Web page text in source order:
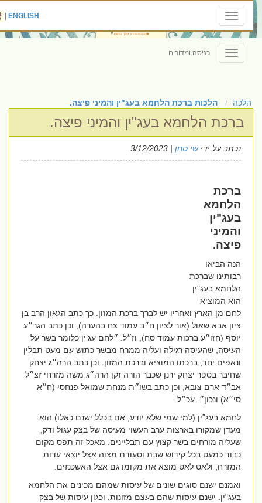
Toggle
navigation
ENGLISH
|
Toggle
navigation
כניסה ומדורים
הלכה הלכות ברכת הלחמא בעג"ין והמיני פיצה.
ברכת הלחמא בעג"ין והמיני פיצה.
נכתב על ידישי טחן| 3/12/2023
ברכת
הלחמא
בעג"ין
והמיני
פיצה.
הנה הביאו
רבותינו שברכת
הלחמא בעג"ין
הוא המוציא
לחם מן הארץ ואחריו יש לברך ברכת המזון. כך כתב הגאון הרב בן
ציון אבא שאול (אור לציון ח״ב עמוד צח בהערה), וכן כתב הגר״ע
יוסף (חזו״ע ברכות עמוד סח), וז״ל: ״לחם עג’ין כלומר בשר על
העיסה, שהעיסה רגילה ועליה ממרח מבשר כתוש עם מעט תבלין
ונאפים יחד, ברכתו המוציא וברכת המזון. וכן כתב הרה״ג יצחק
שחיבר בספר יצחק ירנן שכבר הורה זקן הרה״ג משה מזרחי זצ״ל
אב״ד ארם צובא, וכן כתב בשו״ת מנחת שמואל פנחסי (ח״א
סי״א) ונכון״. עכ״ל.
לחמא בעג"ין (למי שמי שלא יודע, אם בכלל ישנם כאלו) הוא
מעדן שמקורו בארצות ערב העשוי מעיסה של בצק עגול ודק,
שעליה מורחים בשר קצוץ עם תבליינים. מאכל זה תפס מקום
כבוד כמעט בכל קידוש שבת וסעודת מצוה אצל יוצאי עדות
המזרח, ולאט לאט מוצא את מקומו גם אצל האשכנזים.
ואמנם ישנם סוגים שונים של עיסות שמהם מכינים את הלחמא
בעג"ין. ישנם עיסות שהם בעצם מזונות, וכגון עיסות של בצק